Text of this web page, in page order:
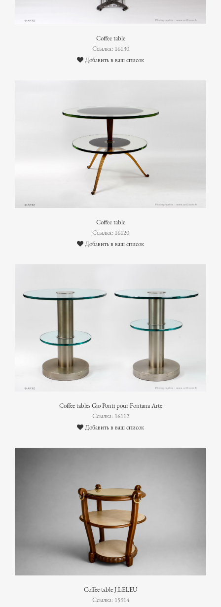
Coffee table
Ссылка: 16130
Добавить в ваш список
Coffee table
Ссылка: 16120
Добавить в ваш список
Coffee tables Gio Ponti pour Fontana Arte
Ссылка: 16112
Добавить в ваш список
Coffee table J.LELEU
Ссылка: 15914